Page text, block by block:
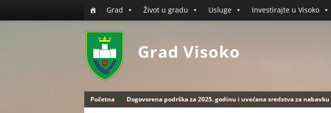
Grad Život u gradu Usluge Investirajte u Visoko
Grad Visoko
Početna Dogovorena podrška za 2025. godinu i uvećana sredstva za